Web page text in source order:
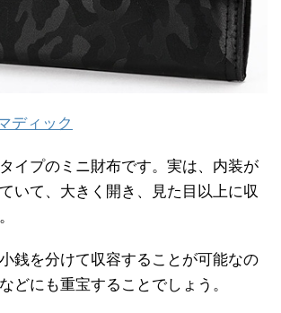
ディック
イプのミニ財布です。実は、内装が
いて、大きく開き、見た目以上に収
銭を分けて収容することが可能なの
どにも重宝することでしょう。